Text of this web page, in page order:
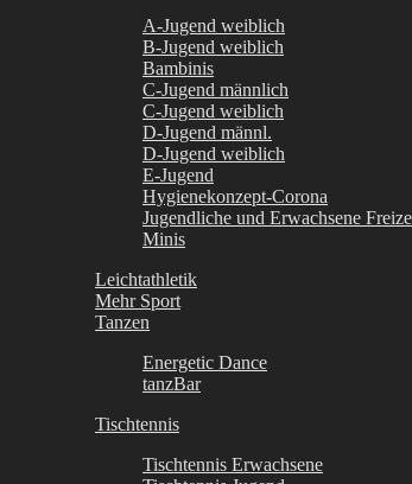
A-Jugend weiblich
B-Jugend weiblich
Bambinis
C-Jugend männlich
C-Jugend weiblich
D-Jugend männl.
D-Jugend weiblich
E-Jugend
Hygienekonzept-Corona
Jugendliche und Erwachsene
Minis
Leichtathletik
Mehr Sport
Tanzen
Energetic Dance
tanzBar
Tischtennis
Tischtennis Erwachsene